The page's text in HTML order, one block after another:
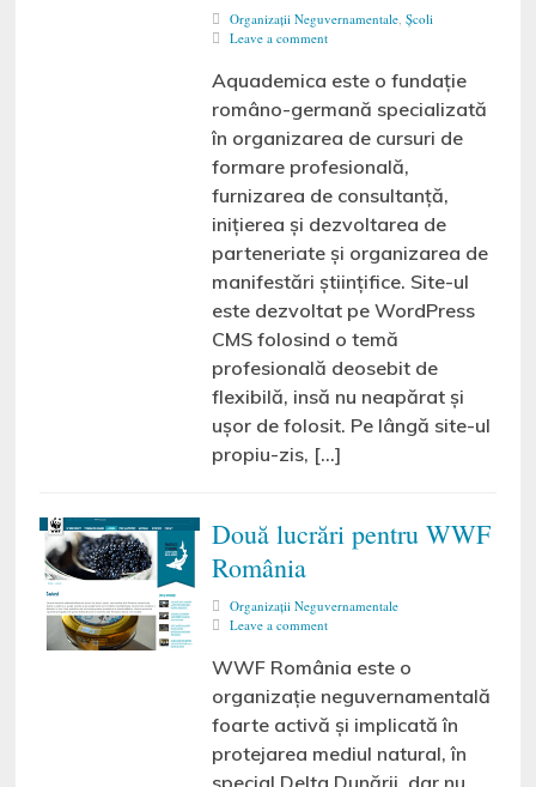
Organizaţii Neguvernamentale, Şcoli
Leave a comment
Aquademica este o fundație
româno-germană specializată
în organizarea de cursuri de
formare profesională,
furnizarea de consultanţă,
iniţierea şi dezvoltarea de
parteneriate și organizarea de
manifestări ştiinţifice. Site-ul
este dezvoltat pe WordPress
CMS folosind o temă
profesională deosebit de
flexibilă, insă nu neapărat și
ușor de folosit. Pe lângă site-ul
propiu-zis, […]
Două lucrări pentru WWF
România
Organizaţii Neguvernamentale
Leave a comment
WWF România este o
organizație neguvernamentală
foarte activă și implicată în
protejarea mediul natural, în